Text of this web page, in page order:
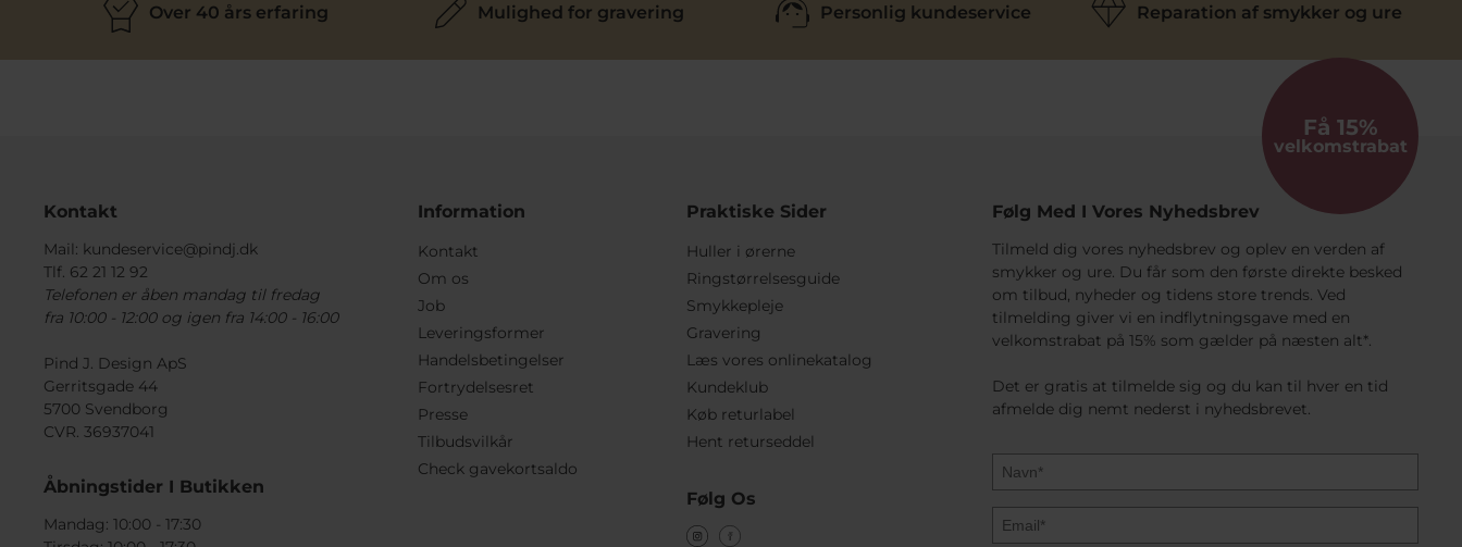
Over 40 års erfaring Mulighed for gravering Personlig kundeservice Reparation af smykker og ure
Kontakt
Mail: kundeservice@pindj.dk
Tlf. 62 21 12 92
Telefonen er åben mandag til fredag
fra 10:00 - 12:00 og igen fra 14:00 - 16:00
Pind J. Design ApS
Gerritsgade 44
5700 Svendborg
CVR. 36937041
Åbningstider I Butikken
Mandag: 10:00 - 17:30
Information
Kontakt
Om os
Job
Leveringsformer
Handelsbetingelser
Fortrydelsesret
Presse
Tilbudsvilkår
Check gavekortsaldo
Praktiske Sider
Huller i ørerne
Ringstørrelsesguide
Smykkepleje
Gravering
Læs vores onlinekatalog
Kundeklub
Køb returlabel
Hent returseddel
Følg Os
Få 15%
velkomstrabat
Følg Med I Vores Nyhedsbrev
Tilmeld dig vores nyhedsbrev og oplev en verden af
smykker og ure. Du får som den første direkte besked
om tilbud, nyheder og tidens store trends. Ved
tilmelding giver vi en indflytningsgave med en
velkomstrabat på 15% som gælder på næsten alt*.
Det er gratis at tilmelde sig og du kan til hver en tid
afmelde dig nemt nederst i nyhedsbrevet.